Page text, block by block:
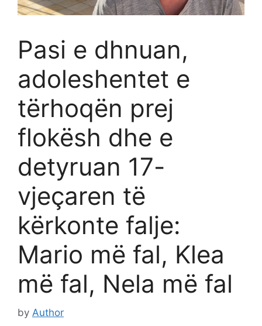
Pasi e dhnuan,
adoleshentet e
tërhoqën prej
flokësh dhe e
detyruan 17-
vjeçaren të
kërkonte falje:
Mario më fal, Klea
më fal, Nela më fal
by Author